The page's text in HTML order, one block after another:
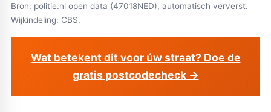
Bron: politie.nl open data (47018NED), automatisch ververst.
Wijkindeling: CBS.
Wat betekent dit voor úw straat? Doe de
gratis postcodecheck →